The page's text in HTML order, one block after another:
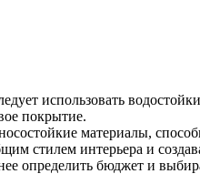
использовать
покрытие.
материалы,
стилем интерьера и
определить бюджет и